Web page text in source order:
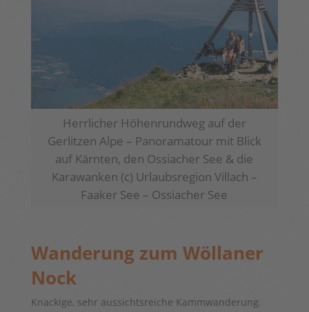
Herrlicher Höhenrundweg auf der
Gerlitzen Alpe – Panoramatour mit Blick
auf Kärnten, den Ossiacher See & die
Karawanken (c) Urlaubsregion Villach –
Faaker See – Ossiacher See
Wanderung zum Wöllaner
Nock
Knackige, sehr aussichtsreiche Kammwanderung.